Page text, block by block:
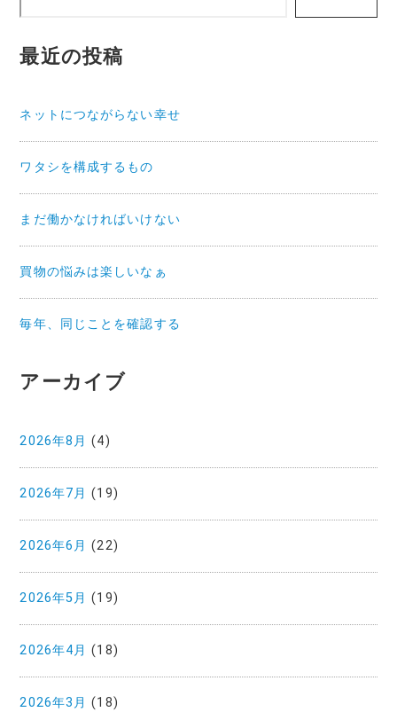
最近の投稿
ネットにつながらない幸せ
ワタシを構成するもの
まだ働かなければいけない
買物の悩みは楽しいなぁ
毎年、同じことを確認する
アーカイブ
2026年8月 (4)
2026年7月 (19)
2026年6月 (22)
2026年5月 (19)
2026年4月 (18)
2026年3月 (18)